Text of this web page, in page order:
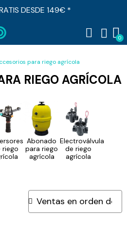
DESDE 149€ *
para riego agrícola
RIEGO AGRÍCOLA
riego
Abonado
para riego
agrícola
Electroválvula
de riego
agrícola